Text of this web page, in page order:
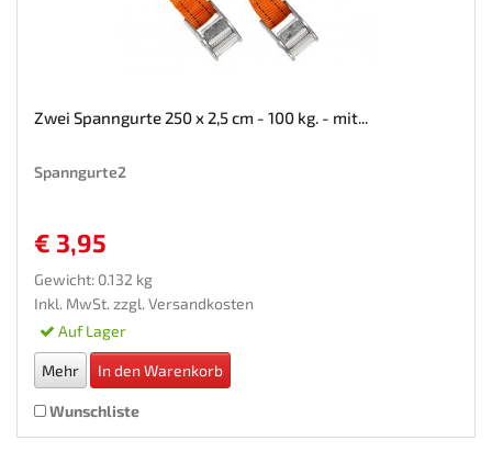
Zwei Spanngurte 250 x 2,5 cm - 100 kg. - mit...
Spanngurte2
€ 3,95
Gewicht: 0.132 kg
Inkl. MwSt. zzgl. Versandkosten
Auf Lager
Mehr In den Warenkorb
Wunschliste